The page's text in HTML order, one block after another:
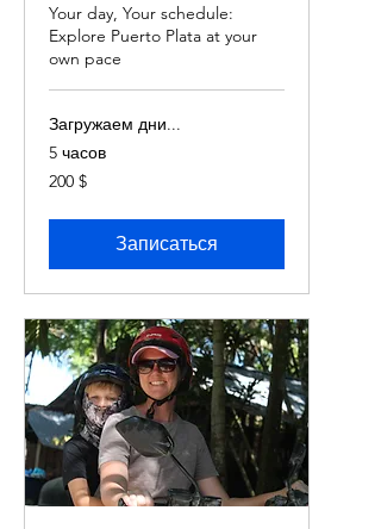
Your day, Your schedule:
Explore Puerto Plata at your
own pace
Загружаем дни...
5 часов
200
долларов
200 $
Записаться